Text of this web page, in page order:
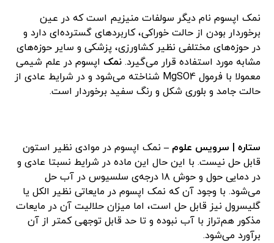
نمک اپسوم نام دیگر سولفات منیزیم است که در عین
برخوردار بودن از حالت خوراکی، کاربردهای گسترده‌ای دارد و
در حوزه‌های مختلفی نظیر کشاورزی، پزشکی و سایر حوزه‌های
مشابه مورد استفاده قرار می‌گیرد.نمک اپسوم در علم شیمی
معمولا با فرمول MgSO4 شناخته می‌شود و در شرایط عادی از
حالت جامد و بلوری شکل و رنگ سفید برخوردار است.
ستاره | سرویس علوم –نمک اپسوم در موادی نظیر استون
قابل حل نیست. با این حال این ماده در شرایط نسبتا عادی و
در دمایی حول و حوش ۱۸ درجه‌ی سلسیوس در آب حل
می‌شود. با وجود آن که نمک اپسوم در مایعاتی نظیر الکل یا
گلیسرول نیز قابل حل است، اما میزان حلالیت آن در مایعات
مذکور هم‌تراز با آب نبوده و تا حد قابل توجهی کمتر از آن
برآورد می‌شود.